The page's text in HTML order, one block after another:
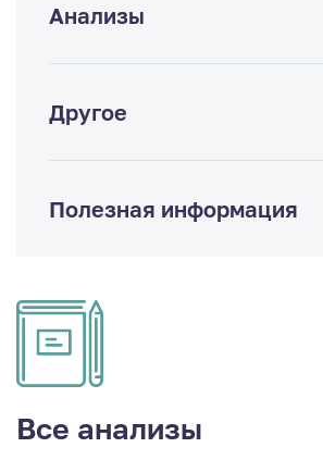
Анализы
Другое
Полезная информация
Все анализы